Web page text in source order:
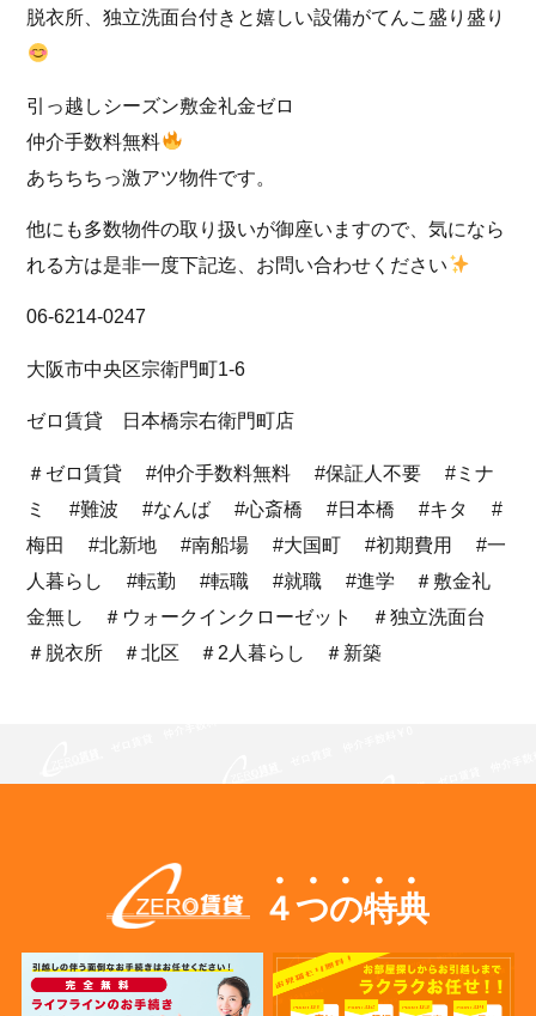
脱衣所、独立洗面台付きと嬉しい設備がてんこ盛り盛り
引っ越しシーズン敷金礼金ゼロ
仲介手数料無料
あちちちっ激アツ物件です。
他にも多数物件の取り扱いが御座いますので、気になら
れる方は是非一度下記迄、お問い合わせください
06-6214-0247
大阪市中央区宗衛門町1-6
ゼロ賃貸 日本橋宗右衛門町店
＃ゼロ賃貸 #仲介手数料無料 #保証人不要 #ミナ
ミ #難波 #なんば #心斎橋 #日本橋 #キタ #
梅田 #北新地 #南船場 #大国町 #初期費用 #一
人暮らし #転勤 #転職 #就職 #進学 ＃敷金礼
金無し ＃ウォークインクローゼット ＃独立洗面台
＃脱衣所 ＃北区 ＃2人暮らし ＃新築
４つの特典